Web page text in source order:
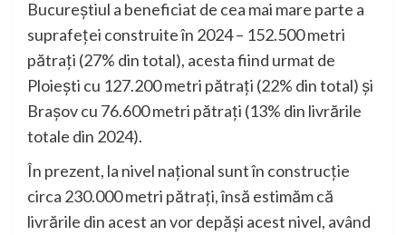
Bucureștiul a beneficiat de cea mai mare parte a
suprafeței construite în 2024 – 152.500 metri
pătrați (27% din total), acesta fiind urmat de
Ploiești cu 127.200 metri pătrați (22% din total) și
Brașov cu 76.600 metri pătrați (13% din livrările
totale din 2024).
În prezent, la nivel național sunt în construcție
circa 230.000 metri pătrați, însă estimăm că
livrările din acest an vor depăși acest nivel, având